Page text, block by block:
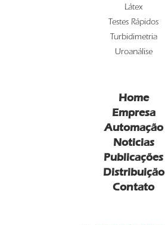
Látex
Testes Rápidos
Turbidimetria
Uroanálise
Home
Empresa
Automação
Noticias
Publicações
Distribuição
Contato